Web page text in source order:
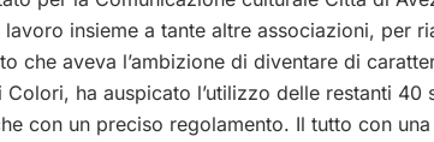
insieme a tante altre associazioni, per
che aveva l’ambizione di diventare di
ha auspicato l’utilizzo delle restanti 40
con un preciso regolamento. Il tutto con